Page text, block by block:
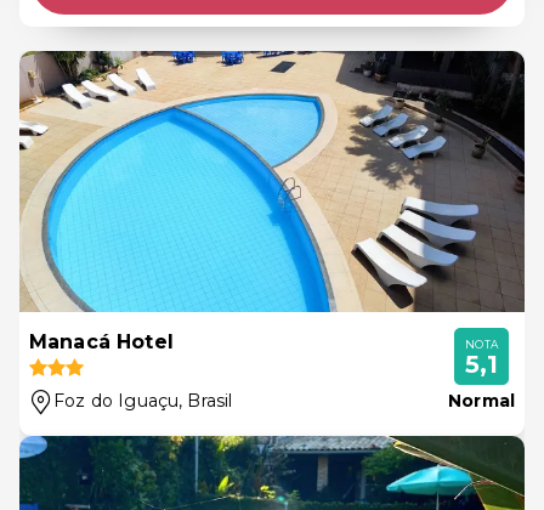
Manacá Hotel
Foz do Iguaçu, Brasil
NOTA
5,1
Normal